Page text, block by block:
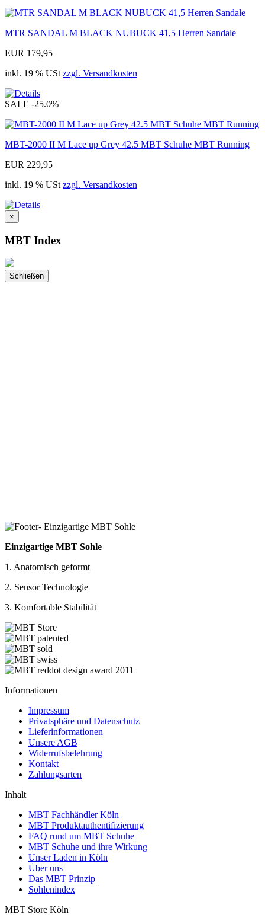
MTR SANDAL M BLACK NUBUCK 41,5 Herren Sandale
EUR 179,95
inkl. 19 % USt zzgl. Versandkosten
SALE -25.0%
MBT-2000 II M Lace up Grey 42.5 MBT Schuhe MBT Running
EUR 229,95
inkl. 19 % USt zzgl. Versandkosten
×
MBT Index
Schließen
Einzigartige MBT Sohle
1. Anatomisch geformt
2. Sensor Technologie
3. Komfortable Stabilität
Informationen
Impressum
Privatsphäre und Datenschutz
Lieferinformationen
Unsere AGB
Widerrufsbelehrung
Kontakt
Zahlungsarten
Inhalt
MBT Fachhändler Köln
MBT Produktauthentifizierung
FAQ rund um MBT Schuhe
MBT Schuhe und ihre Wirkung
Unser Laden in Köln
Über uns
Das MBT Prinzip
Sohlenindex
MBT Store Köln